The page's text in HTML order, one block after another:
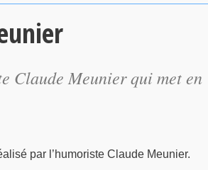
Claude Meunier qui met en
par l’humoriste Claude Meunier.